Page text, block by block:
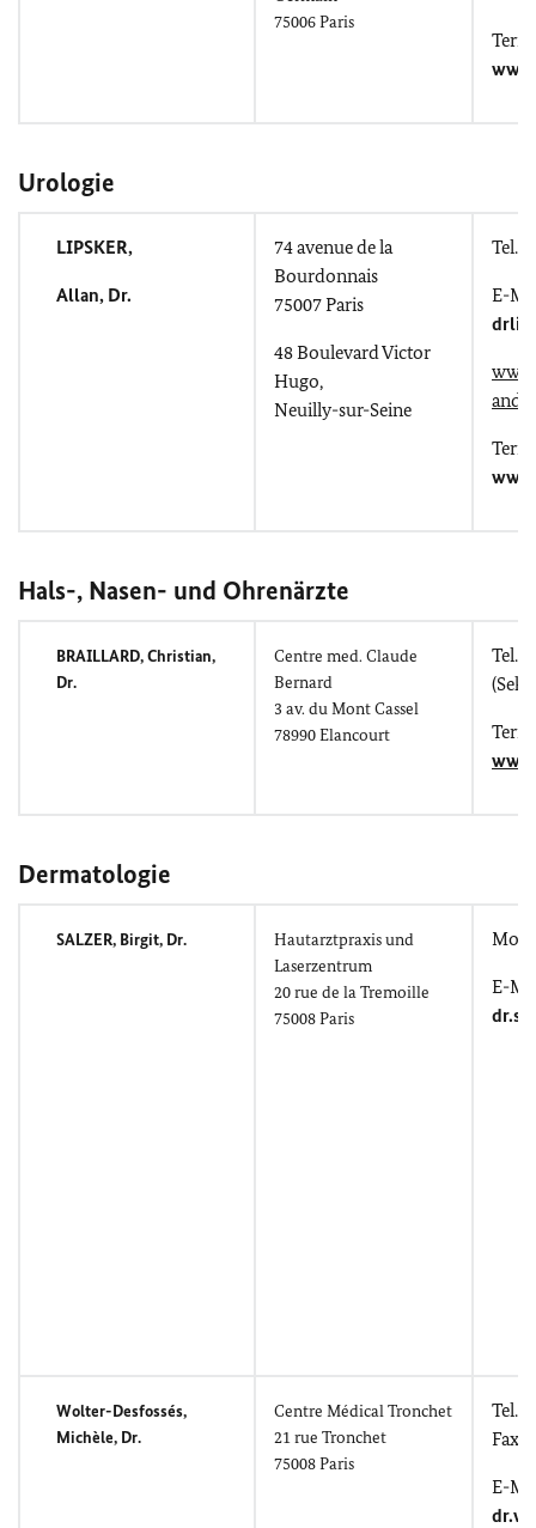
75006 Paris
Urologie
LIPSKER,
Allan, Dr.
74avenue de la
Bourdonnais
75007 Paris
48Boulevard Victor
Hugo,
Neuilly-sur-Seine
Tel.:
E-
Hals-, Nasen- und Ohrenärzte
BRAILLARD, Christian,
Dr.
Centre med. Claude
Bernard
3 av. du Mont Cassel
78990Elancourt
Tel.:
Dermatologie
SALZER, Birgit, Dr.
Hautarztpraxis und
Laserzentrum
20rue de la Tremoille
75008 Paris
E-
Wolter-Desfossés,
Michèle, Dr.
Centre Médical Tronchet
21rue Tronchet
75008 Paris
Tel.:
Fax:
E-